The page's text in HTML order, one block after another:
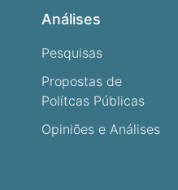
Análises
Pesquisas
Propostas de
Polítcas Públicas
Opiniões e Análises